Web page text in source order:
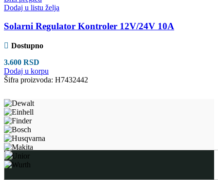
Dodaj u listu želja
Solarni Regulator Kontroler 12V/24V 10A
Dostupno
3.600 RSD
Dodaj u korpu
Šifra proizvoda: H7432442